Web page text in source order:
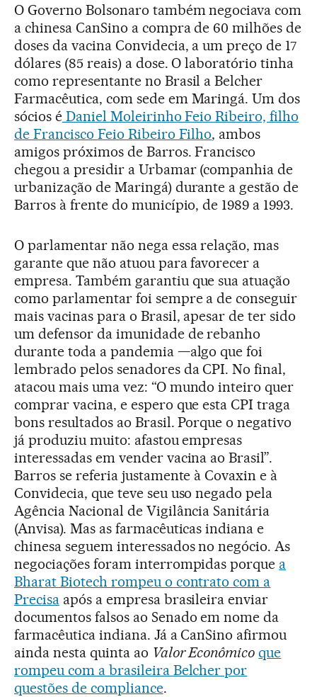
O Governo Bolsonaro também negociava com
a chinesa CanSino a compra de 60 milhões de
doses da vacina Convidecia, a um preço de 17
dólares (85 reais) a dose. O laboratório tinha
como representante no Brasil a Belcher
Farmacêutica, com sede em Maringá. Um dos
sócios éDaniel Moleirinho Feio Ribeiro, filho
de Francisco Feio Ribeiro Filho, ambos
amigos próximos de Barros. Francisco
chegou a presidir a Urbamar (companhia de
urbanização de Maringá) durante a gestão de
Barros à frente do município, de 1989 a 1993.
O parlamentar não nega essa relação, mas
garante que não atuou para favorecer a
empresa. Também garantiu que sua atuação
como parlamentar foi sempre a de conseguir
mais vacinas para o Brasil, apesar de ter sido
um defensor da imunidade de rebanho
durante toda a pandemia —algo que foi
lembrado pelos senadores da CPI. No final,
atacou mais uma vez: “O mundo inteiro quer
comprar vacina, e espero que esta CPI traga
bons resultados ao Brasil. Porque o negativo
já produziu muito: afastou empresas
interessadas em vender vacina ao Brasil”.
Barros se referia justamente à Covaxin e à
Convidecia, que teve seu uso negado pela
Agência Nacional de Vigilância Sanitária
(Anvisa). Mas as farmacêuticas indiana e
chinesa seguem interessados no negócio. As
negociações foram interrompidas porque a
Bharat Biotech rompeu o contrato com a
Precisaapós a empresa brasileira enviar
documentos falsos ao Senado em nome da
farmacêutica indiana. Já a CanSino afirmou
ainda nesta quinta ao Valor Econômico que
rompeu com a brasileira Belcher por
questões de compliance.